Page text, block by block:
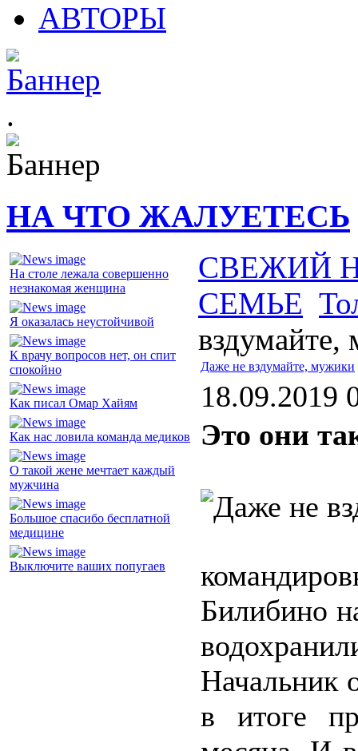
АВТОРЫ
.
НА ЧТО ЖАЛУЕТЕСЬ
На столе лежала совершенно
незнакомая женщина
Я оказалась неустойчивой
К врачу вопросов нет, он спит
спокойно
Как писал Омар Хайям
Как нас ловила команда медиков
О такой жене мечтает каждый
мужчина
Большое спасибо бесплатной
медицине
Выключите ваших попугаев
СВЕЖИЙ
СЕМЬЕ
Даже не вздумайте, мужики
18.09.2019
Это они
Билибино
Начальник
в итоге